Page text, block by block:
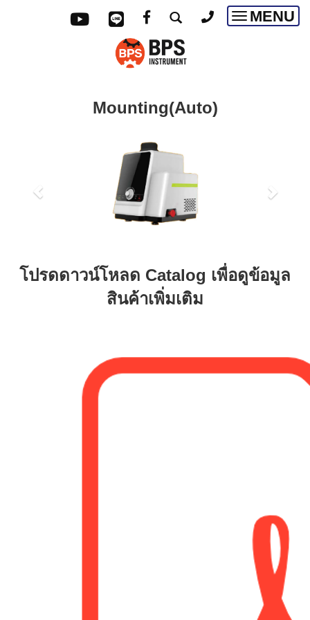
Toggle
MENU
Mounting(Auto)
โปรดดาวน์โหลด Catalog เพื่อดูข้อมูล
สินค้าเพิ่มเติม